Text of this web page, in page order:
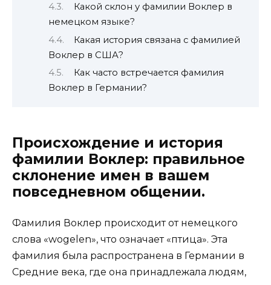
Какой склон у фамилии Воклер в
немецком языке?
Какая история связана с фамилией
Воклер в США?
Как часто встречается фамилия
Воклер в Германии?
Происхождение и история
фамилии Воклер: правильное
склонение имен в вашем
повседневном общении.
Фамилия Воклер происходит от немецкого
слова «wogelen», что означает «птица». Эта
фамилия была распространена в Германии в
Средние века, где она принадлежала людям,